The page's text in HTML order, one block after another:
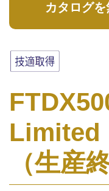
カタログ
Limited
（生産